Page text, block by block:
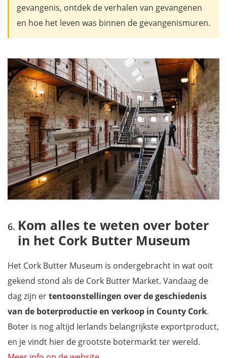
gevangenis, ontdek de verhalen van gevangenen
en hoe het leven was binnen de gevangenismuren.
Kom alles te weten over boter
in het Cork Butter Museum
Het Cork Butter Museum is ondergebracht in wat ooit
gekend stond als de Cork Butter Market. Vandaag de
dag zijn ertentoonstellingen over de geschiedenis
van de boterproductie en verkoop in County Cork.
Boter is nog altijd Ierlands belangrijkste exportproduct,
en je vindt hier de grootste botermarkt ter wereld.